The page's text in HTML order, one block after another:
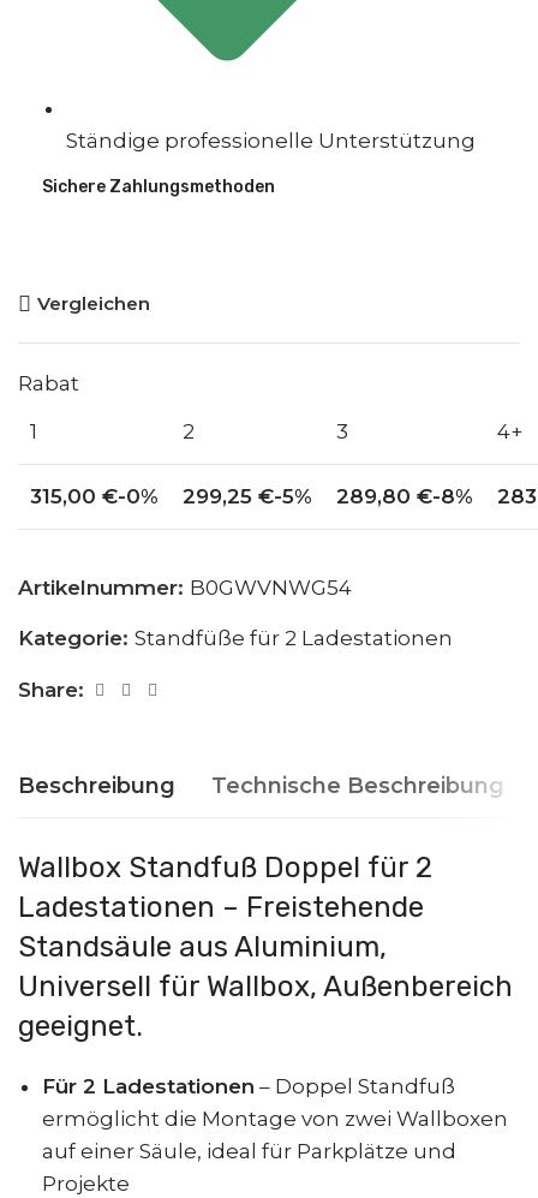
Ständige professionelle Unterstützung
Sichere Zahlungsmethoden
Vergleichen
Rabat
1
2 3 4+
315,00 €-0% 299,25 €-5% 289,80 €-8%
Artikelnummer: B0GWVNWG54
Kategorie: Standfüße für 2 Ladestationen
Share:
Beschreibung Technische Beschreibung
Wallbox Standfuß Doppel für 2
Ladestationen – Freistehende
Standsäule aus Aluminium,
Universell für Wallbox, Außenbereich
geeignet.
Für 2 Ladestationen – Doppel Standfuß
ermöglicht die Montage von zwei Wallboxen
auf einer Säule, ideal für Parkplätze und
Projekte